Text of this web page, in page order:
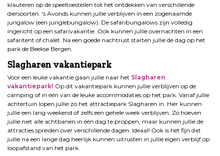
klauteren op de speeltoestellen tot het ontdekken van verschillende
diersoorten. ‘s Avonds kunnen jullie verblijven in een zogenaamde
jungalow (een junglebungalow). De safaribungalows zijn volledig
ingericht op een safarivakantie. Ook kunnen jullie overnachten in een
safaritent of chalet. Na een goede nachtrust starten jullie de dag op het
park de Beekse Bergen.
Slagharen vakantiepark
Voor een leuke vakantie gaan jullie naar het Slagharen
vakantiepark! Op dit vakantiepark kunnen jullie verblijven op de
camping of in één van de leuke accommodaties op het park. Vanaf jullie
achtertuin lopen jullie zo het attractiepark Slagharen in. Hier kunnen
jullie een lang weekend of zelfs een gehele week verblijven. Zo hoeven
jullie niet alle achtbanen in één dag te proppen, maar kunnen jullie de
attracties spreiden over verschillende dagen. Ideaal! Ook is het fijn dat
jullie na een lange dag heerlijk kunnen uitrusten in jullie eigen verblijf op
loopafstand van het park.